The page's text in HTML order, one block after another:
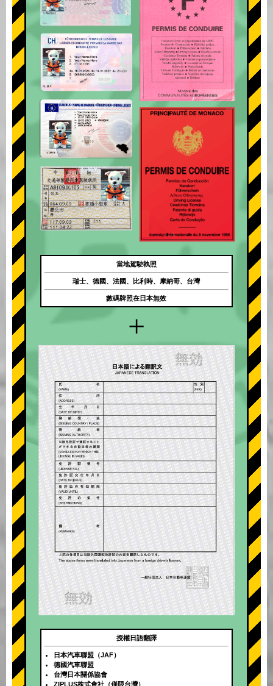
+
當地駕駛執照
瑞士、德國、法國、比利時、摩納哥、台灣
數碼牌照在日本無效
授權日語翻譯
日本汽車聯盟（JAF）
德國汽車聯盟
台灣日本關係協會
ZIPLUS株式會社（僅限台灣）